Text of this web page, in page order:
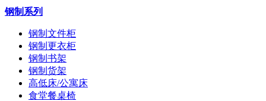
钢制系列
钢制文件柜
钢制更衣柜
钢制书架
钢制货架
高低床/公寓床
食堂餐桌椅